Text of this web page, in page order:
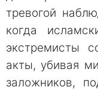
тревогой
когда
экстремисты
акты, убивая
заложников,